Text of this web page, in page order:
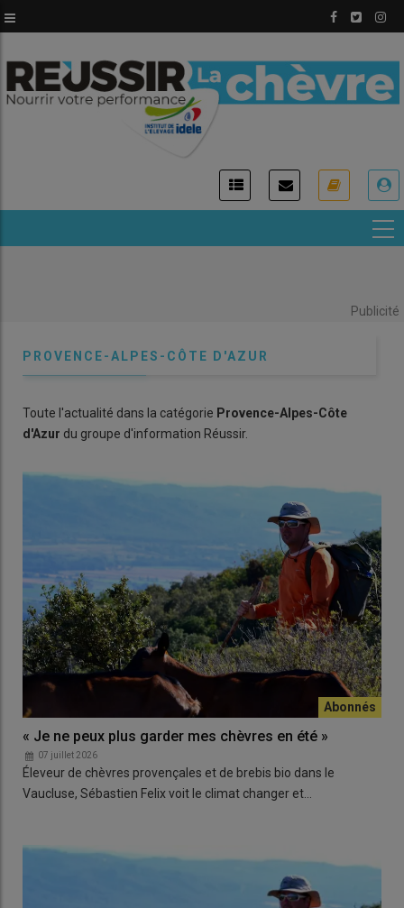
au
principal
Publicité
PROVENCE-ALPES-CÔTE D'AZUR
Toute l'actualité dans la catégorie Provence-Alpes-Côte
d'Azur du groupe d'information Réussir.
« Je ne peux plus garder mes chèvres en été »
07 juillet 2026
Éleveur de chèvres provençales et de brebis bio dans le
Vaucluse, Sébastien Felix voit le climat changer et…